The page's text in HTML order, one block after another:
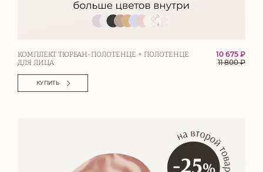
КОМПЛЕКТ ТЮРБАН-ПОЛОТЕНЦЕ + ПОЛОТЕНЦЕ
ДЛЯ ЛИЦА
10 675 ₽
11 800₽
КУПИТЬ